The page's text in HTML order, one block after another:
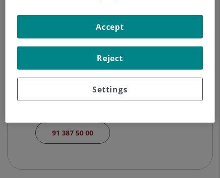
Hospital Ruber Internacional
Calle de la Masó, 38
91 387 50 00
Settings
Reject
Accept